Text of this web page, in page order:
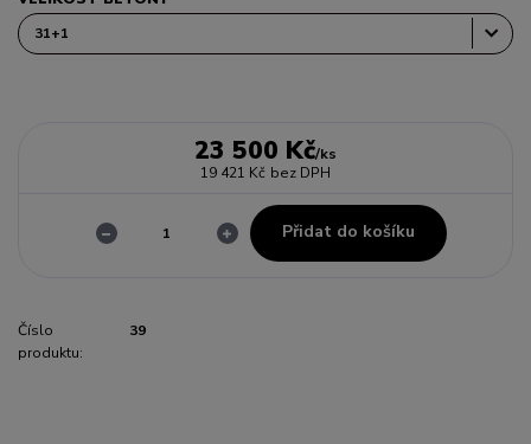
23 500 Kč/ks
19 421 Kč bez DPH
Přidat do košíku
Číslo
produktu:
39